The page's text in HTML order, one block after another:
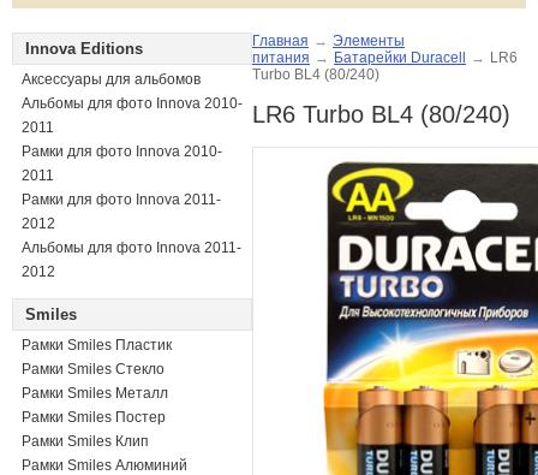
Innova Editions
Аксессуары для альбомов
Альбомы для фото Innova 2010-
2011
Рамки для фото Innova 2010-
2011
Рамки для фото Innova 2011-
2012
Альбомы для фото Innova 2011-
2012
Smiles
Рамки Smiles Пластик
Рамки Smiles Стекло
Рамки Smiles Металл
Рамки Smiles Постер
Рамки Smiles Клип
Рамки Smiles Алюминий
Главная → Элементы
питания → Батарейки Duracell → LR6
Turbo BL4 (80/240)
LR6 Turbo BL4 (80/240)